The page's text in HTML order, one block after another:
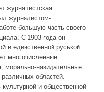
журналистская
журналистом-
большую часть своего
С 1903 года он
и единственной руськой
многочисленные
морально-назидательные
различных областей.
и общественной